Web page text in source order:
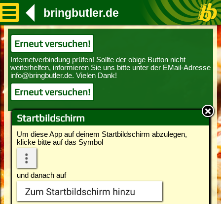
Startbildschirm
Um diese App auf deinem Startbildschirm abzulegen,
klicke bitte auf das Symbol
und danach auf
bringbutler.de
Erneut versuchen!
Erneut versuchen!